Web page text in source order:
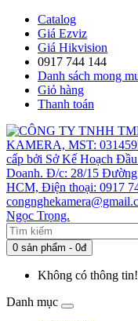
Catalog
Giá Ezviz
Giá Hikvision
0917 744 144
Danh sách mong
Giỏ hàng
Thanh toán
0 sản phẩm - 0đ
Không có thông tin!
Danh mục